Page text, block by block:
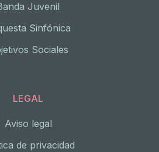
Juvenil
Sinfónica
Sociales
LEGAL
Aviso legal
de privacidad